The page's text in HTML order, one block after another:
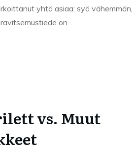
yhtä asiaa: syö vähemmän,
on ...
vs. Muut